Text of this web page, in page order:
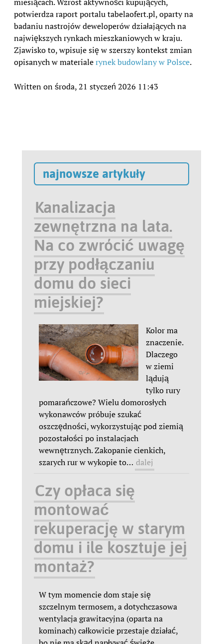
potwierdza raport portalu tabelaofert.pl, oparty na
badaniu nastrojów deweloperów działających na
największych rynkach mieszkaniowych w kraju.
Zjawisko to, wpisuje się w szerszy kontekst zmian
opisanych w materialerynek budowlany w Polsce.
Written on środa, 21 styczeń 2026 11:43
najnowsze artykuły
Kanalizacja
zewnętrzna na lata.
Na co zwrócić uwagę
przy podłączaniu
domu do sieci
miejskiej?
Kolor ma
znaczenie.
Dlaczego
w ziemi
lądują
tylko rury
pomarańczowe? Wielu domorosłych
wykonawców próbuje szukać
oszczędności, wykorzystując pod ziemią
pozostałości po instalacjach
wewnętrznych. Zakopanie cienkich,
szarych rur w wykopie to… dalej
Czy opłaca się
montować
rekuperację w starym
domu i ile kosztuje jej
montaż?
W tym momencie dom staje się
szczelnym termosem, a dotychczasowa
wentylacja grawitacyjna (oparta na
kominach) całkowicie przestaje działać,